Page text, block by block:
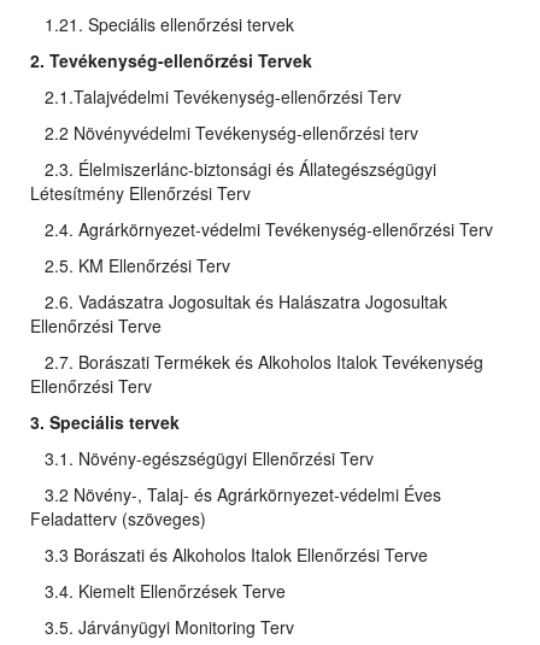
1.21. Speciális ellenőrzési tervek
2. Tevékenység-ellenőrzési Tervek
2.1.Talajvédelmi Tevékenység-ellenőrzési Terv
2.2 Növényvédelmi Tevékenység-ellenőrzési terv
2.3. Élelmiszerlánc-biztonsági és Állategészségügyi
Létesítmény Ellenőrzési Terv
2.4. Agrárkörnyezet-védelmi Tevékenység-ellenőrzési Terv
2.5. KM Ellenőrzési Terv
2.6. Vadászatra Jogosultak és Halászatra Jogosultak
Ellenőrzési Terve
2.7. Borászati Termékek és Alkoholos Italok Tevékenység
Ellenőrzési Terv
3. Speciális tervek
3.1. Növény-egészségügyi Ellenőrzési Terv
3.2 Növény-, Talaj- és Agrárkörnyezet-védelmi Éves
Feladatterv (szöveges)
3.3 Borászati és Alkoholos Italok Ellenőrzési Terve
3.4. Kiemelt Ellenőrzések Terve
3.5. Járványügyi Monitoring Terv